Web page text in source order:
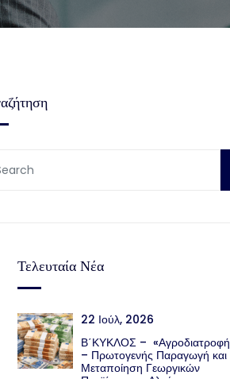
Τελευταία Νέα
22 Ιούλ, 2026
Β΄ΚΥΚΛΟΣ – «Αγροδιατροφή
– Πρωτογενής Παραγωγή και
Μεταποίηση Γεωργικών